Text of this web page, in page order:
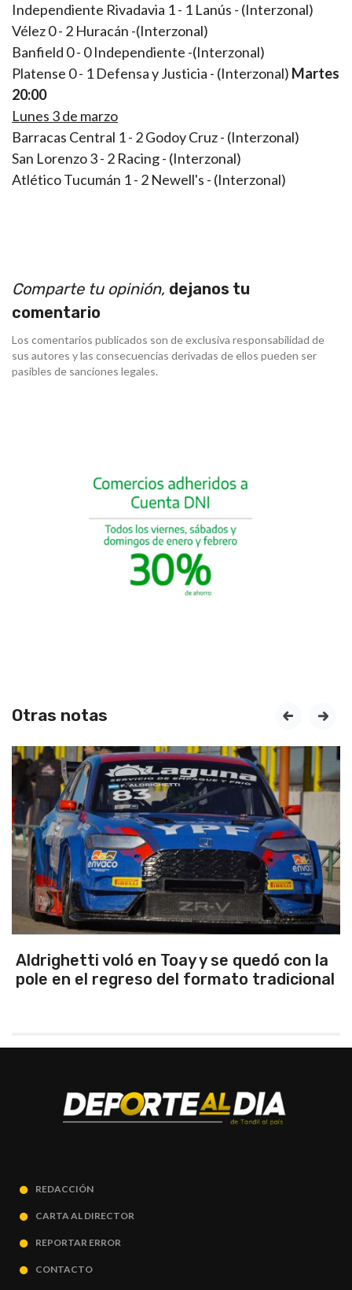
Independiente Rivadavia 1 - 1 Lanús - (Interzonal)
Vélez 0 - 2 Huracán -(Interzonal)
Banfield 0 - 0 Independiente -(Interzonal)
Platense 0 - 1 Defensa y Justicia - (Interzonal) Martes
20:00
Lunes 3 de marzo
Barracas Central 1 - 2 Godoy Cruz - (Interzonal)
San Lorenzo 3 - 2 Racing - (Interzonal)
Atlético Tucumán 1 - 2 Newell's - (Interzonal)
Comparte tu opinión, dejanos tu
comentario
Los comentarios publicados son de exclusiva responsabilidad de
sus autores y las consecuencias derivadas de ellos pueden ser
pasibles de sanciones legales.
Otras notas
Aldrighetti voló en Toay y se quedó con la
pole en el regreso del formato tradicional
prev next
REDACCIÓN
CARTA AL DIRECTOR
REPORTAR ERROR
CONTACTO